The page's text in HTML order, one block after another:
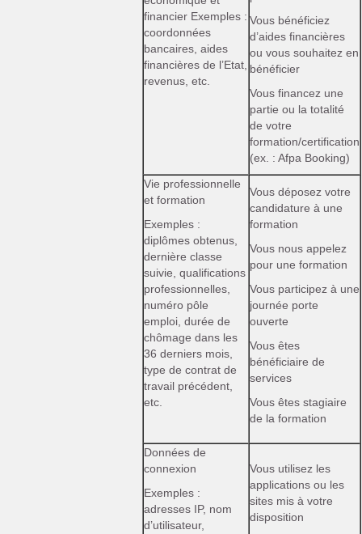
financier Exemples :
coordonnées
bancaires, aides
financières de l’Etat,
revenus, etc.
Vous bénéficiez
d’aides financières
ou vous souhaitez en
bénéficier
Vous financez une
partie ou la totalité
de votre
formation/certification
(ex. : Afpa Booking)
Vie professionnelle
et formation
Exemples :
diplômes obtenus,
dernière classe
suivie, qualifications
professionnelles,
numéro pôle
emploi, durée de
chômage dans les
36 derniers mois,
type de contrat de
travail précédent,
etc.
Vous déposez votre
candidature à une
formation
Vous nous appelez
pour une formation
Vous participez à une
journée porte
ouverte
Vous êtes
bénéficiaire de
services
Vous êtes stagiaire
de la formation
Données de
connexion
Exemples :
adresses IP, nom
d’utilisateur,
Vous utilisez les
applications ou les
sites mis à votre
disposition